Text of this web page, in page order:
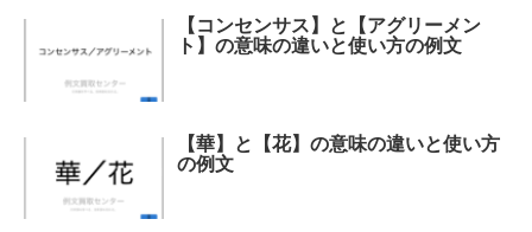
【コンセンサス】と【アグリーメン
ト】の意味の違いと使い方の例文
【華】と【花】の意味の違いと使い方
の例文